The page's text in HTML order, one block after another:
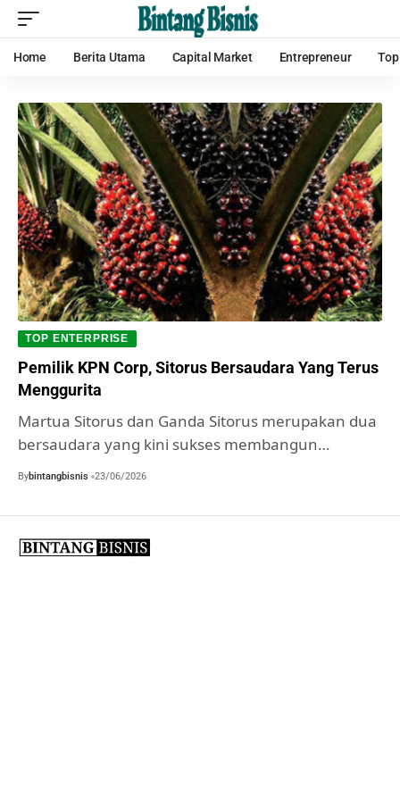
Home Berita Utama Capital Market Entrepreneur
TOP ENTERPRISE
Pemilik KPN Corp, Sitorus Bersaudara Yang Terus
Menggurita
Martua Sitorus dan Ganda Sitorus merupakan dua
bersaudara yang kini sukses membangun…
Bybintangbisnis 23/06/2026